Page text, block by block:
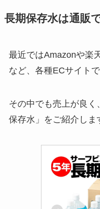
長期保存水は通販
最近ではAmazonや楽
など、各種ECサイト
その中でも売上が良
保存水」をご紹介しま